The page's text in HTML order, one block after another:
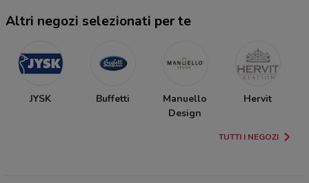
Altri negozi selezionati per te
JYSK Buffetti
Manuello
Design
Hervit
TUTTI I NEGOZI